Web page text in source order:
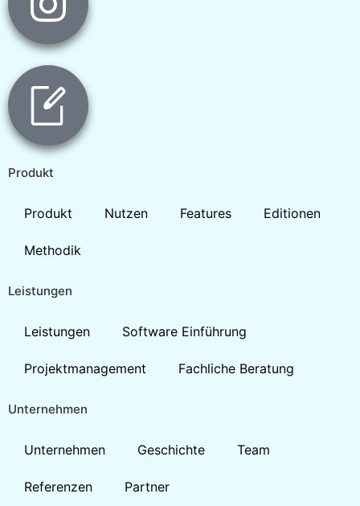
Produkt
Produkt Nutzen Features Editionen
Methodik
Leistungen
Leistungen Software Einführung
Projektmanagement Fachliche Beratung
Unternehmen
Unternehmen Geschichte Team
Referenzen Partner